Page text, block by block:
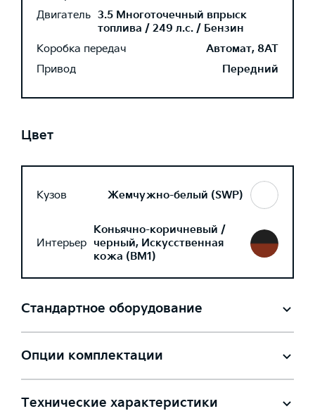
Двигатель 3.5 Многоточечный впрыск
топлива / 249 л.с. / Бензин
Коробка передач
Автомат, 8AT
Привод
Передний
Цвет
Кузов Жемчужно-белый (SWP)
Интерьер
Коньячно-коричневый /
черный, Искусственная
кожа (BM1)
Стандартное оборудование
Опции комплектации
Технические характеристики